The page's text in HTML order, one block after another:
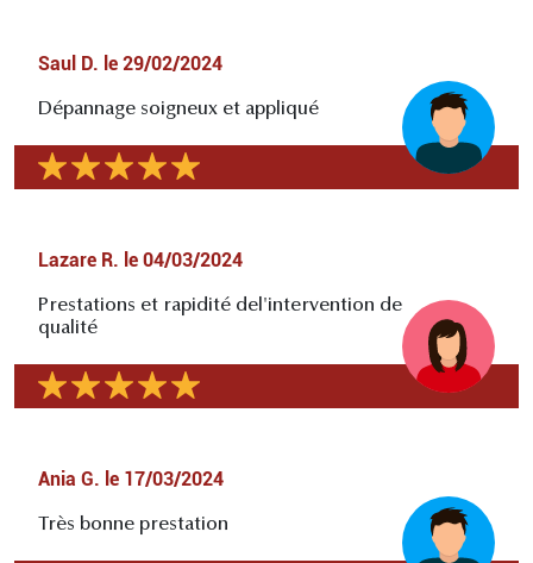
Saul D. le 29/02/2024
Dépannage soigneux et appliqué
Lazare R. le 04/03/2024
Prestations et rapidité del'intervention de
qualité
Ania G. le 17/03/2024
Très bonne prestation